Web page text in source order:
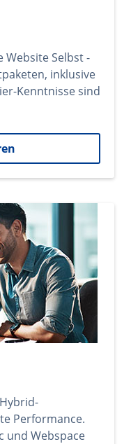
Website Selbst -
inklusive
Kenntnisse sind
Performance.
und Webspace